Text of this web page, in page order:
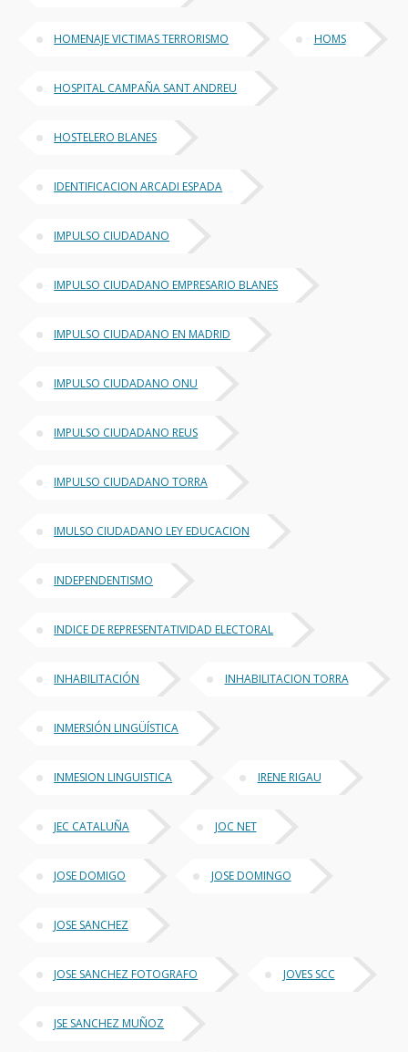
HOMENAJE VICTIMAS TERRORISMO HOMS
HOSPITAL CAMPAÑA SANT ANDREU
HOSTELERO BLANES
IDENTIFICACION ARCADI ESPADA
IMPULSO CIUDADANO
IMPULSO CIUDADANO EMPRESARIO BLANES
IMPULSO CIUDADANO EN MADRID
IMPULSO CIUDADANO ONU
IMPULSO CIUDADANO REUS
IMPULSO CIUDADANO TORRA
IMULSO CIUDADANO LEY EDUCACION
INDEPENDENTISMO
INDICE DE REPRESENTATIVIDAD ELECTORAL
INHABILITACIÓN INHABILITACION TORRA
INMERSIÓN LINGÜÍSTICA
INMESION LINGUISTICA IRENE RIGAU
JEC CATALUÑA JOC NET
JOSE DOMIGO JOSE DOMINGO
JOSE SANCHEZ
JOSE SANCHEZ FOTOGRAFO JOVES SCC
JSE SANCHEZ MUÑOZ